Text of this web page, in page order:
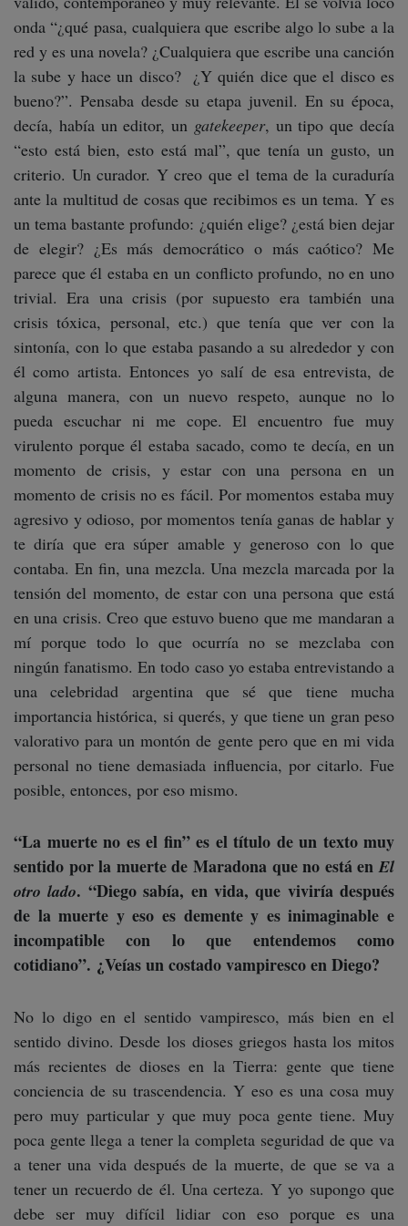
onda “¿qué pasa, cualquiera que escribe algo lo sube a la
red y es una novela? ¿Cualquiera que escribe una canción
la sube y hace un disco? ¿Y quién dice que el disco es
bueno?”. Pensaba desde su etapa juvenil. En su época,
decía, había un editor, un gatekeeper, un tipo que decía
“esto está bien, esto está mal”, que tenía un gusto, un
criterio. Un curador. Y creo que el tema de la curaduría
ante la multitud de cosas que recibimos es un tema. Y es
un tema bastante profundo: ¿quién elige? ¿está bien dejar
de elegir? ¿Es más democrático o más caótico? Me
parece que él estaba en un conflicto profundo, no en uno
trivial. Era una crisis (por supuesto era también una
crisis tóxica, personal, etc.) que tenía que ver con la
sintonía, con lo que estaba pasando a su alrededor y con
él como artista. Entonces yo salí de esa entrevista, de
alguna manera, con un nuevo respeto, aunque no lo
pueda escuchar ni me cope. El encuentro fue muy
virulento porque él estaba sacado, como te decía, en un
momento de crisis, y estar con una persona en un
momento de crisis no es fácil. Por momentos estaba muy
agresivo y odioso, por momentos tenía ganas de hablar y
te diría que era súper amable y generoso con lo que
contaba. En fin, una mezcla. Una mezcla marcada por la
tensión del momento, de estar con una persona que está
en una crisis. Creo que estuvo bueno que me mandaran a
mí porque todo lo que ocurría no se mezclaba con
ningún fanatismo. En todo caso yo estaba entrevistando a
una celebridad argentina que sé que tiene mucha
importancia histórica, si querés, y que tiene un gran peso
valorativo para un montón de gente pero que en mi vida
personal no tiene demasiada influencia, por citarlo. Fue
posible, entonces, por eso mismo.
“La muerte no es el fin” es el título de un texto muy
sentido por la muerte de Maradona que no está enEl
otro lado. “Diego sabía, en vida, que viviría después
de la muerte y eso es demente y es inimaginable e
incompatible con lo que entendemos como
cotidiano”. ¿Veías un costado vampiresco en Diego?
No lo digo en el sentido vampiresco, más bien en el
sentido divino. Desde los dioses griegos hasta los mitos
más recientes de dioses en la Tierra: gente que tiene
conciencia de su trascendencia. Y eso es una cosa muy
pero muy particular y que muy poca gente tiene. Muy
poca gente llega a tener la completa seguridad de que va
a tener una vida después de la muerte, de que se va a
tener un recuerdo de él. Una certeza. Y yo supongo que
debe ser muy difícil lidiar con eso porque es una